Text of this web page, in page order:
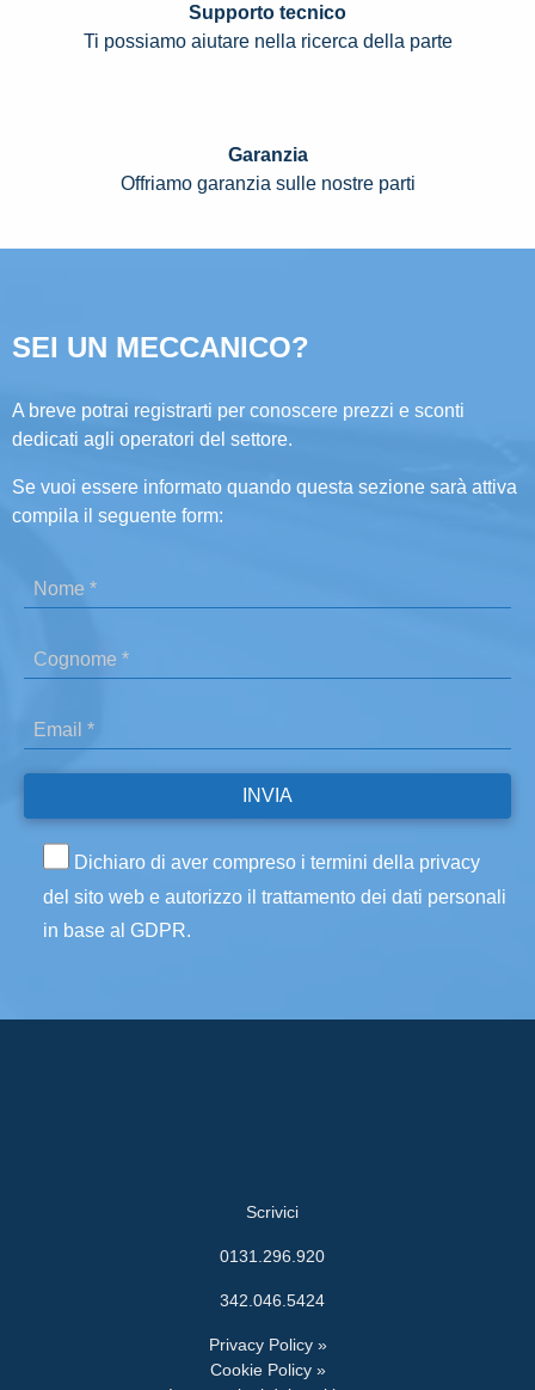
Supporto tecnico
Ti possiamo aiutare nella ricerca della parte
Garanzia
Offriamo garanzia sulle nostre parti
SEI UN MECCANICO?
A breve potrai registrarti per conoscere prezzi e sconti
dedicati agli operatori del settore.
Se vuoi essere informato quando questa sezione sarà attiva
compila il seguente form:
Dichiaro di aver compreso i termini della privacy
del sito web e autorizzo il trattamento dei dati personali
in base al GDPR.
Scrivici
0131.296.920
342.046.5424
Privacy Policy »
Cookie Policy »